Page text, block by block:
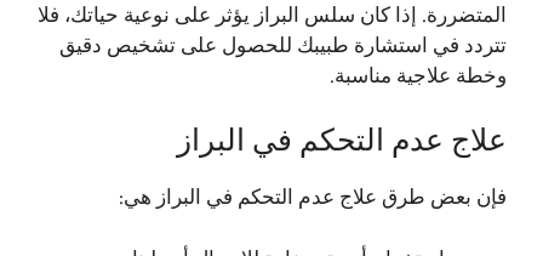
المتضررة. إذا كان سلس البراز يؤثر على نوعية حياتك، فلا
تتردد في استشارة طبيبك للحصول على تشخيص دقيق
وخطة علاجية مناسبة.
علاج عدم التحكم في البراز
فإن بعض طرق علاج عدم التحكم في البراز هي: